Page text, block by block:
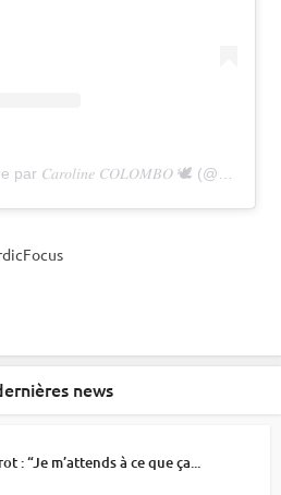
news
: “Je m’attends à ce que ça...